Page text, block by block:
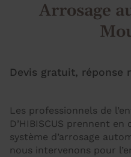
Arrosage
Devis gratuit, réponse
Les professionnels de
D’HIBISCUS prennent
système d’arrosage
nous intervenons pour